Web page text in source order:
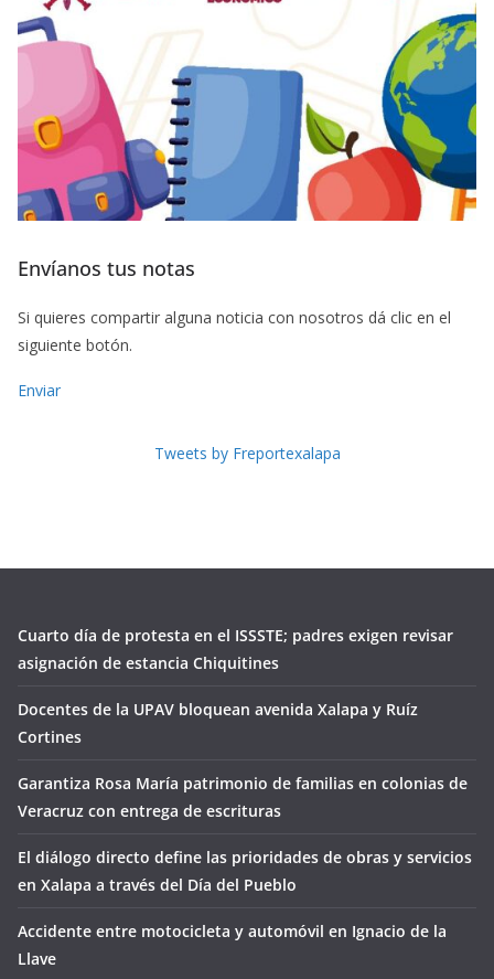
Envíanos tus notas
Si quieres compartir alguna noticia con nosotros dá clic en el
siguiente botón.
Enviar
Tweets by Freportexalapa
Cuarto día de protesta en el ISSSTE; padres exigen revisar
asignación de estancia Chiquitines
Docentes de la UPAV bloquean avenida Xalapa y Ruíz
Cortines
Garantiza Rosa María patrimonio de familias en colonias de
Veracruz con entrega de escrituras
El diálogo directo define las prioridades de obras y servicios
en Xalapa a través del Día del Pueblo
Accidente entre motocicleta y automóvil en Ignacio de la
Llave